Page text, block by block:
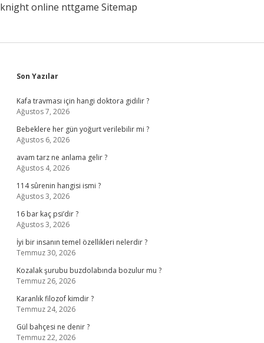
knight online nttgame Sitemap
Sidebar
Son Yazılar
Kafa travması için hangi doktora gidilir ?
Ağustos 7, 2026
Bebeklere her gün yoğurt verilebilir mi ?
Ağustos 6, 2026
avam tarz ne anlama gelir ?
Ağustos 4, 2026
114 sûrenin hangisi ismi ?
Ağustos 3, 2026
16 bar kaç psi’dir ?
Ağustos 3, 2026
İyi bir insanın temel özellikleri nelerdir ?
Temmuz 30, 2026
Kozalak şurubu buzdolabında bozulur mu ?
Temmuz 26, 2026
Karanlık filozof kimdir ?
Temmuz 24, 2026
Gül bahçesi ne denir ?
Temmuz 22, 2026